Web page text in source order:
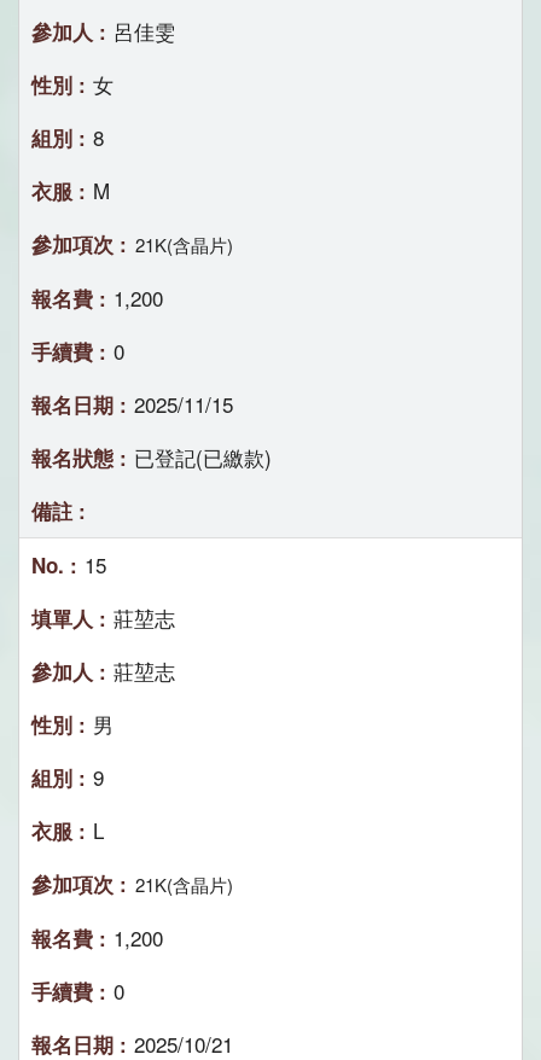
呂佳雯
女
8
M
21K(含晶片)
1,200
0
2025/11/15
已登記(已繳款)
15
莊堃志
莊堃志
男
9
L
21K(含晶片)
1,200
0
2025/10/21